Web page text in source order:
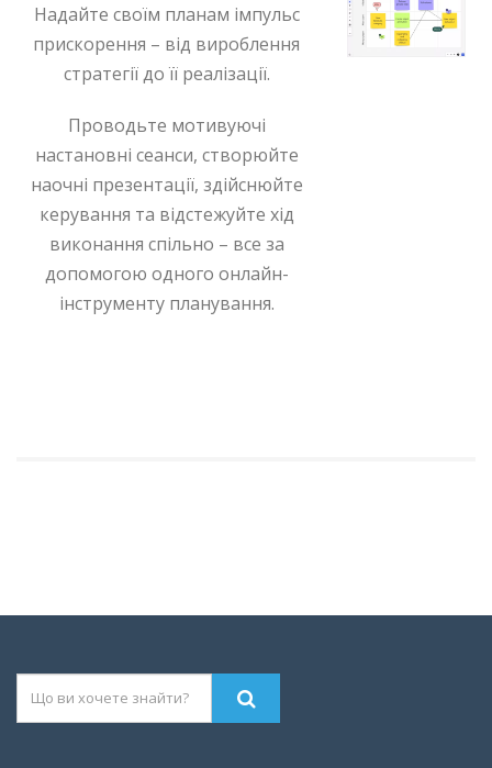
Надайте своїм планам імпульс
прискорення – від вироблення
стратегії до її реалізації.
Проводьте мотивуючі
настановні сеанси, створюйте
наочні презентації, здійснюйте
керування та відстежуйте хід
виконання спільно – все за
допомогою одного онлайн-
інструменту планування.